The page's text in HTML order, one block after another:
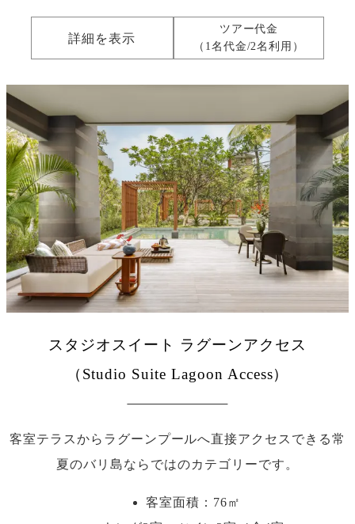
詳細を表示
ツアー代金
（1名代金/2名利用）
スタジオスイート ラグーンアクセス
（Studio Suite Lagoon Access）
客室テラスからラグーンプールへ直接アクセスできる常
夏のバリ島ならではのカテゴリーです。
客室面積：76㎡